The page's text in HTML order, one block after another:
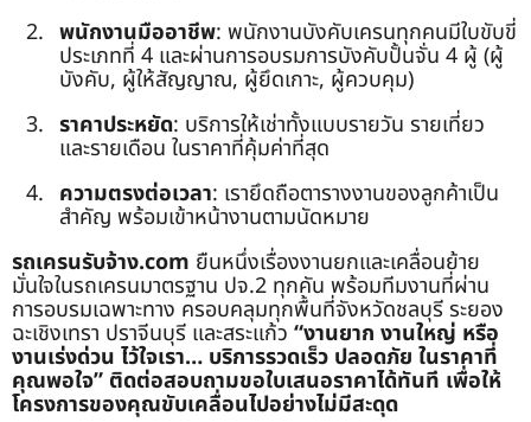
พนักงานมืออาชีพ: พนักงานบังคับเครนทุกคนมีใบขับขี่
ประเภทที่ 4 และผ่านการอบรมการบังคับปั้นจั่น 4 ผู้ (ผู้
บังคับ, ผู้ให้สัญญาณ, ผู้ยึดเกาะ, ผู้ควบคุม)
ราคาประหยัด: บริการให้เช่าทั้งแบบรายวัน รายเที่ยว
และรายเดือน ในราคาที่คุ้มค่าที่สุด
ความตรงต่อเวลา: เรายึดถือตารางงานของลูกค้าเป็น
สำคัญ พร้อมเข้าหน้างานตามนัดหมาย
รถเครนรับจ้าง.com ยืนหนึ่งเรื่องงานยกและเคลื่อนย้าย
มั่นใจในรถเครนมาตรฐาน ปจ.2 ทุกคัน พร้อมทีมงานที่ผ่าน
การอบรมเฉพาะทาง ครอบคลุมทุกพื้นที่จังหวัดชลบุรี ระยอง
ฉะเชิงเทรา ปราจีนบุรี และสระแก้ว “งานยาก งานใหญ่ หรือ
งานเร่งด่วน ไว้ใจเรา… บริการรวดเร็ว ปลอดภัย ในราคาที่
คุณพอใจ” ติดต่อสอบถามขอใบเสนอราคาได้ทันที เพื่อให้
โครงการของคุณขับเคลื่อนไปอย่างไม่มีสะดุด